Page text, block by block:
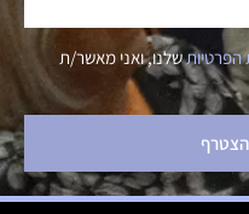
הפרטיותשלנו, ואני מאשר/ת